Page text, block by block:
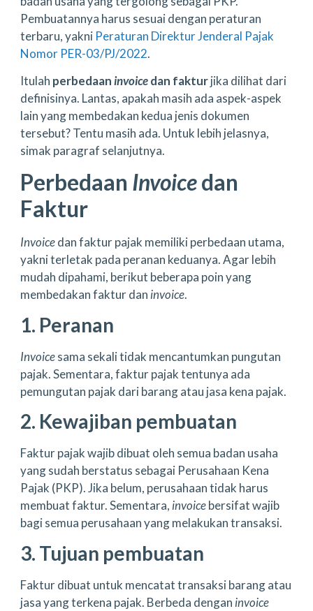
Pembuatannya harus sesuai dengan peraturan
terbaru, yakni Peraturan Direktur Jenderal Pajak
Nomor PER-03/PJ/2022.
Itulah perbedaaninvoicedan fakturjika dilihat dari
definisinya. Lantas, apakah masih ada aspek-aspek
lain yang membedakan kedua jenis dokumen
tersebut? Tentu masih ada. Untuk lebih jelasnya,
simak paragraf selanjutnya.
Perbedaan Invoicedan
Faktur
Invoicedan faktur pajak memiliki perbedaan utama,
yakni terletak pada peranan keduanya. Agar lebih
mudah dipahami, berikut beberapa poin yang
membedakan faktur daninvoice.
1. Peranan
Invoicesama sekali tidak mencantumkan pungutan
pajak. Sementara, faktur pajak tentunya ada
pemungutan pajak dari barang atau jasa kena pajak.
2. Kewajiban pembuatan
Faktur pajak wajib dibuat oleh semua badan usaha
yang sudah berstatus sebagai Perusahaan Kena
Pajak (PKP). Jika belum, perusahaan tidak harus
membuat faktur. Sementara,invoicebersifat wajib
bagi semua perusahaan yang melakukan transaksi.
3. Tujuan pembuatan
Faktur dibuat untuk mencatat transaksi barang atau
jasa yang terkena pajak. Berbeda dengan invoice